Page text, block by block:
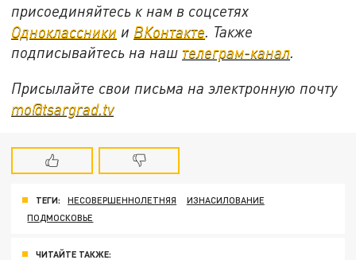
присоединяйтесь к нам в соцсетях
Одноклассники и ВКонтакте . Также
подписывайтесь на наш телеграм-канал
Присылайте свои письма на электронную почту
mo@tsargrad.tv
ТЕГИ: НЕСОВЕРШЕННОЛЕТНЯЯ
ИЗНАСИЛОВАНИЕ
ПОДМОСКОВЬЕ
ЧИТАЙТЕ ТАКЖЕ: